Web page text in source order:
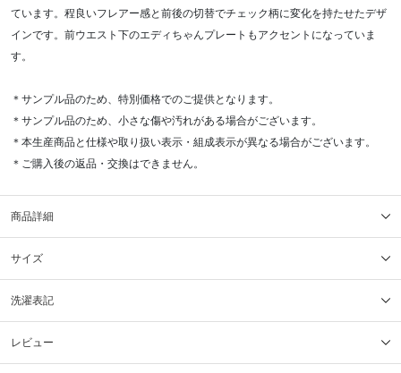
ています。程良いフレアー感と前後の切替でチェック柄に変化を持たせたデザ
インです。前ウエスト下のエディちゃんプレートもアクセントになっていま
す。
＊サンプル品のため、特別価格でのご提供となります。
＊サンプル品のため、小さな傷や汚れがある場合がございます。
＊本生産商品と仕様や取り扱い表示・組成表示が異なる場合がございます。
＊ご購入後の返品・交換はできません。
商品詳細
サイズ
洗濯表記
レビュー